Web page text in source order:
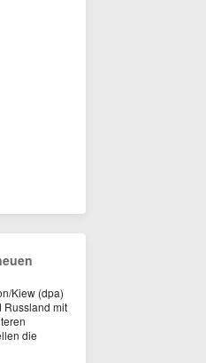
Kiew (dpa)
Russland mit
die